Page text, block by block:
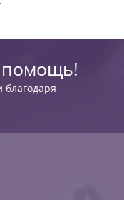
помощь!
благодаря